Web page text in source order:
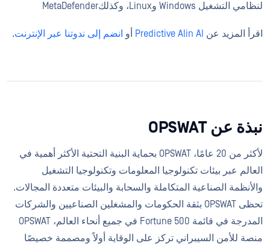
لنظامي التشغيل Windows وLinux، وكذلكMetaDefender
اقرأ المزيد عن Predictive Alin AI أو انضم إلى ندوتنا عبر الإنترنت.
نبذة عن OPSWAT
لأكثر من 20 عامًا، OPSWAT بحماية البنية التحتية الأكثر أهمية في
العالم عبر بيئات تكنولوجيا المعلومات وتكنولوجيا التشغيل
والأنظمة الصناعية المتكاملة والسحابة والبيئات متعددة المجالات.
تحظى OPSWAT بثقة الحكومات والمشغلين الصناعيين والشركات
المدرجة في قائمة Fortune 500 في جميع أنحاء العالم، OPSWAT
منصة للأمن السيبراني تركز على الوقاية أولاً ومصممة خصيصًا